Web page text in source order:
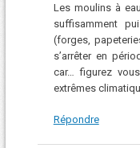
Les moulins à
suffisamment
(forges,
s’arrêter en
car… figurez
extrêmes
Répondre